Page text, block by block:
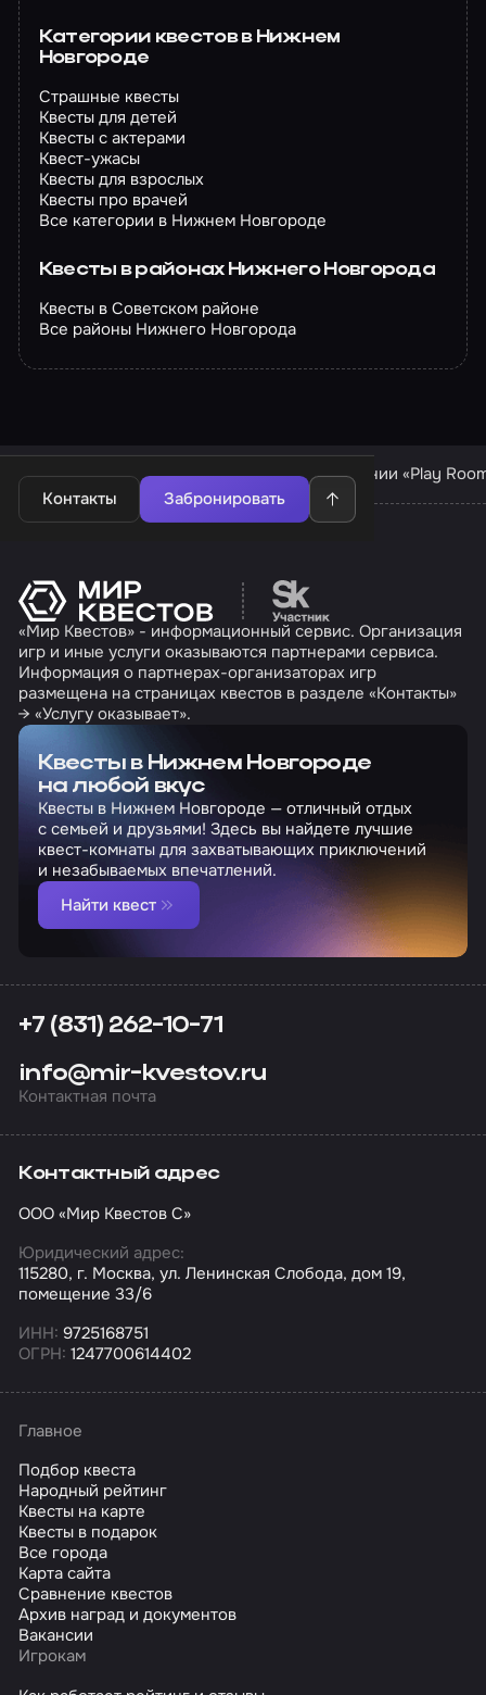
Категории квестов в Нижнем
Новгороде
Страшные квесты
Квесты для детей
Квесты с актерами
Квест-ужасы
Квесты для взрослых
Квесты про врачей
Все категории в Нижнем Новгороде
Квесты в районах Нижнего Новгорода
Квесты в Советском районе
Все районы Нижнего Новгорода
Контакты Забронировать
Квесты в Нижнем Новгороде Квесты компании «Play
Перейти на сайт
«Мир Квестов» - информационный сервис. Организация
игр и иные услуги оказываются партнерами сервиса.
Информация о партнерах-организаторах игр
размещена на страницах квестов в разделе «Контакты»
→ «Услугу оказывает».
Квесты в Нижнем Новгороде
на любой вкус
Квесты в Нижнем Новгороде — отличный отдых
с семьей и друзьями! Здесь вы найдете лучшие
квест-комнаты для захватывающих приключений
и незабываемых впечатлений.
Найти квест
+7 (831) 262-10-71
info@mir-kvestov.ru
Контактная почта
Контактный адрес
ООО «Мир Квестов С»
Юридический адрес:
115280, г. Москва, ул. Ленинская Слобода, дом 19,
помещение 33/6
ИНН: 9725168751
ОГРН: 1247700614402
Главное
Подбор квеста
Народный рейтинг
Квесты на карте
Квесты в подарок
Все города
Карта сайта
Сравнение квестов
Архив наград и документов
Вакансии
Игрокам